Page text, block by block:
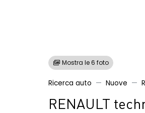
Mostra le 6 foto
Ricerca auto Nuove
RENAULT